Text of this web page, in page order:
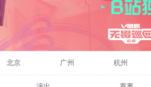
北京 广州 杭州